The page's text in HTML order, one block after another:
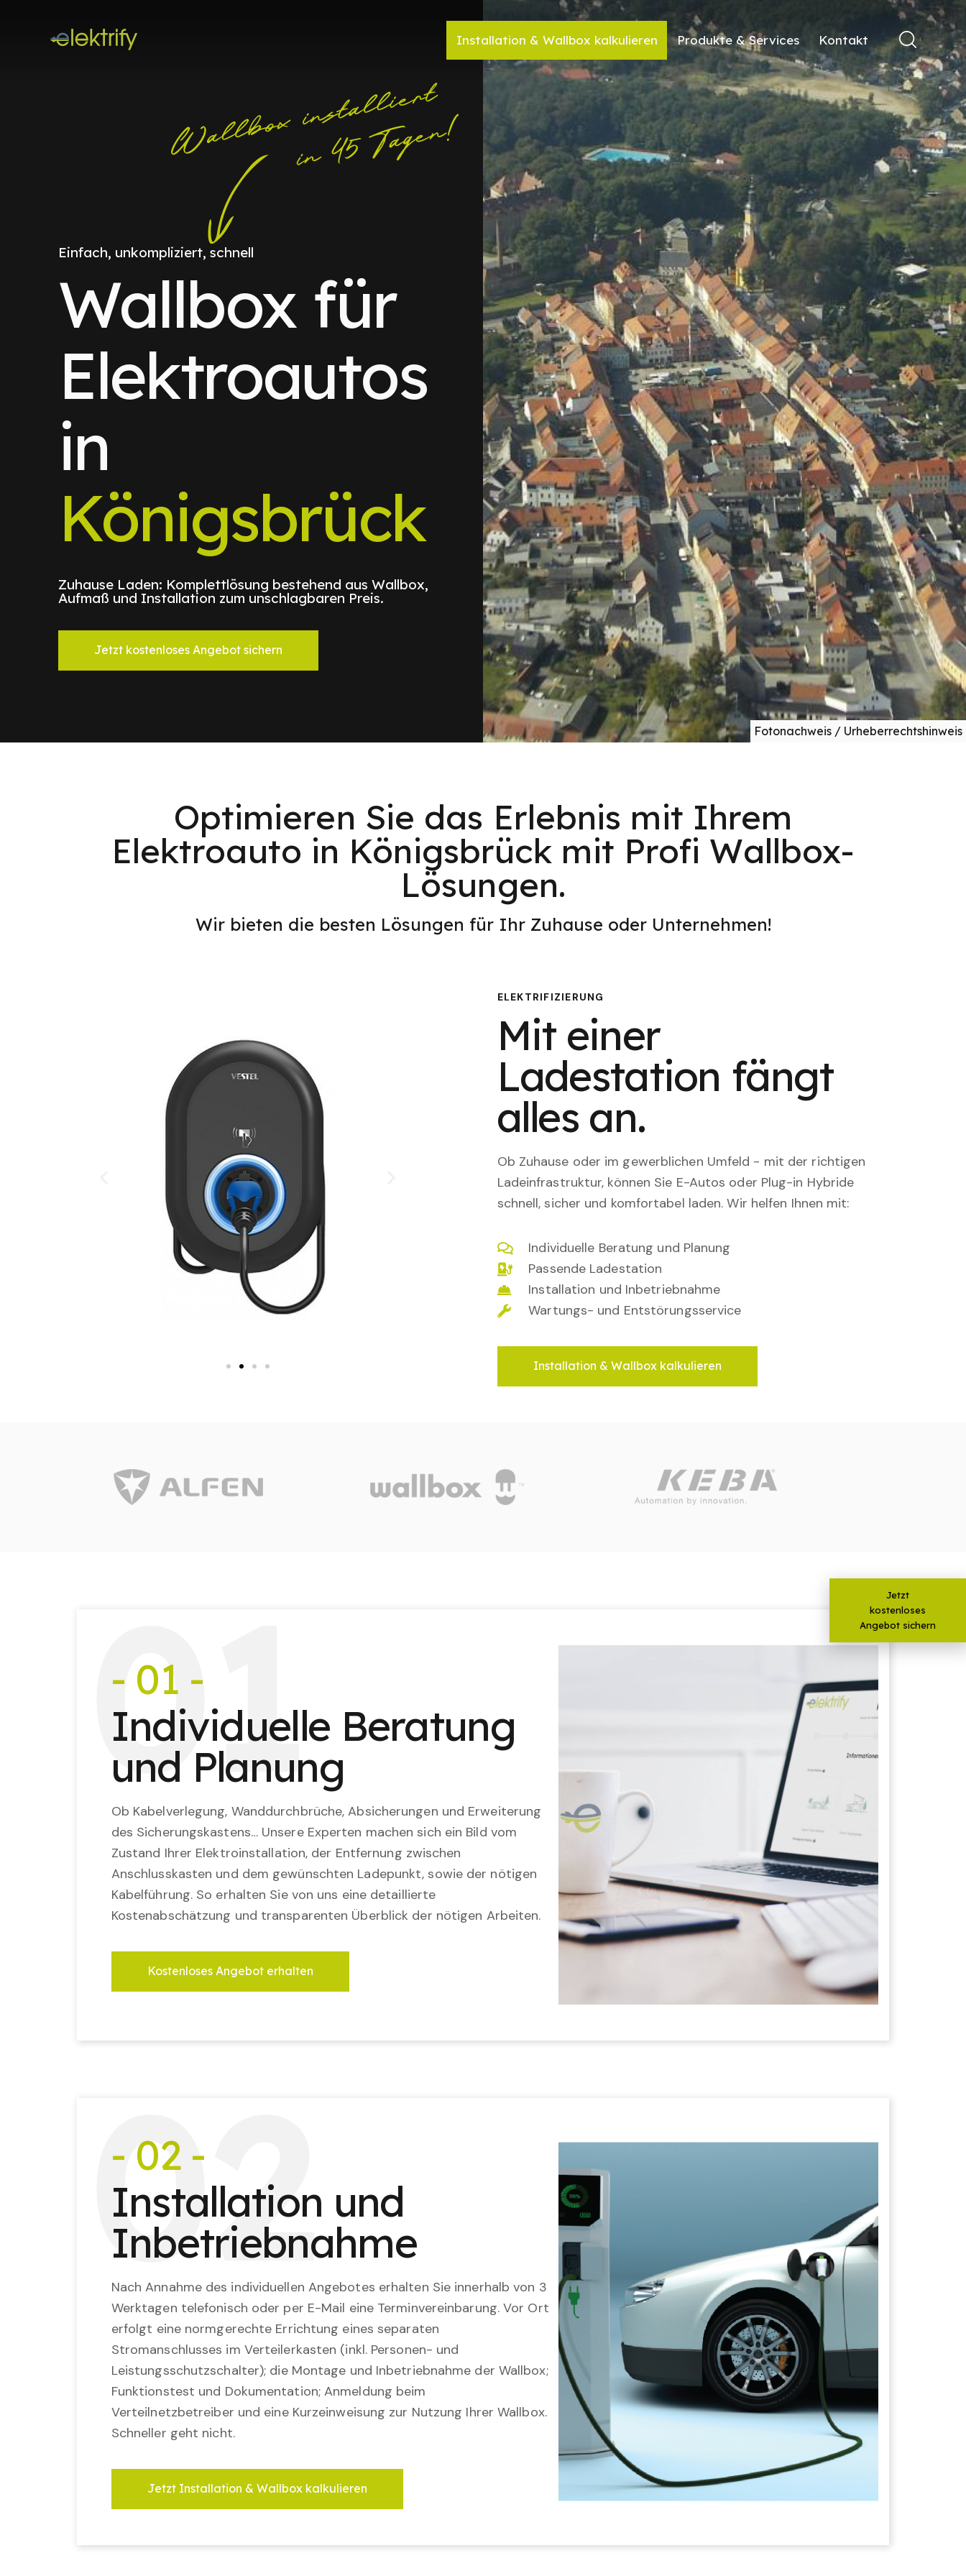
Installation & Wallbox kalkulieren Produkte & Services Kontakt
Einfach, unkompliziert, schnell
Wallbox für
Elektroautos
in
Königsbrück
Zuhause Laden: Komplettlösung bestehend aus Wallbox,
Aufmaß und Installation zum unschlagbaren Preis.
Jetzt kostenloses Angebot sichern
Fotonachweis / Urheberrechtshinweis
Optimieren Sie das Erlebnis mit Ihrem
Elektroauto in Königsbrück mit Profi Wallbox-
Lösungen.
Wir bieten die besten Lösungen für Ihr Zuhause oder Unternehmen!
ELEKTRIFIZIERUNG
Mit einer
Ladestation fängt
alles an.
Ob Zuhause oder im gewerblichen Umfeld - mit der richtigen
Ladeinfrastruktur, können Sie E-Autos oder Plug-in Hybride
schnell, sicher und komfortabel laden. Wir helfen Ihnen mit:
Individuelle Beratung und Planung
Passende Ladestation
Installation und Inbetriebnahme
Wartungs- und Entstörungsservice
Installation & Wallbox kalkulieren
01
- 01 -
Individuelle Beratung
und Planung
Ob Kabelverlegung, Wanddurchbrüche, Absicherungen und Erweiterung
des Sicherungskastens… Unsere Experten machen sich ein Bild vom
Zustand Ihrer Elektroinstallation, der Entfernung zwischen
Anschlusskasten und dem gewünschten Ladepunkt, sowie der nötigen
Kabelführung. So erhalten Sie von uns eine detaillierte
Kostenabschätzung und transparenten Überblick der nötigen Arbeiten.
Kostenloses Angebot erhalten
02
- 02 -
Installation und
Inbetriebnahme
Nach Annahme des individuellen Angebotes erhalten Sie innerhalb von 3
Werktagen telefonisch oder per E-Mail eine Terminvereinbarung. Vor Ort
erfolgt eine normgerechte Errichtung eines separaten
Stromanschlusses im Verteilerkasten (inkl. Personen- und
Leistungsschutzschalter); die Montage und Inbetriebnahme der Wallbox;
Funktionstest und Dokumentation; Anmeldung beim
Verteilnetzbetreiber und eine Kurzeinweisung zur Nutzung Ihrer Wallbox.
Schneller geht nicht.
Jetzt Installation & Wallbox kalkulieren
Jetzt
kostenloses
Angebot sichern